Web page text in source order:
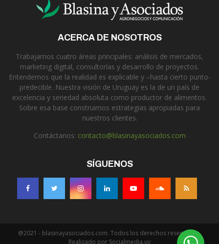
ACERCA DE NOSOTROS
Trabajamos cuatro áreas principales: análisis de mercados,
marketing digital, consultorías y desarrollo de proyectos.
Entendemos que la realidad es explicable y –hasta cierto punto-
predecible. Nuestra visión de Uruguay es la de un país de
excelencia y seriedad absoluta como productor de alimentos.
Sobre esa base construimos estrategias apropiadas para
nuestros clientes.
Contáctanos: contacto@blasinayasociados.com
SÍGUENOS
@2021 - blasinayasociados.com. Todos los derechos reservados.
Realizado por Socialmedia.uy